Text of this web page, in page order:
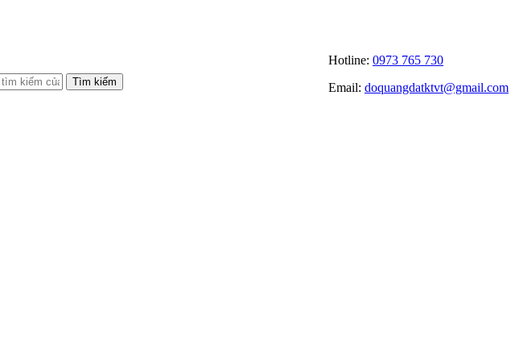
Tìm kiếm
Hotline: 0973 765 730
Email: doquangdatktvt@gmail.com